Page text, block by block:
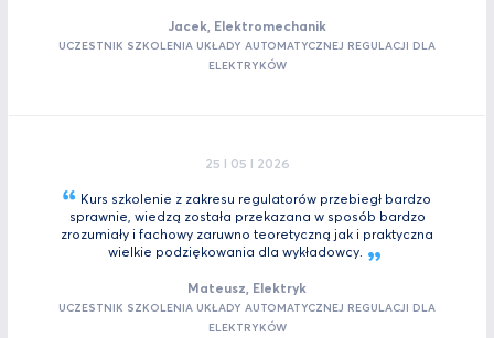
Jacek, Elektromechanik
UCZESTNIK SZKOLENIA UKŁADY AUTOMATYCZNEJ REGULACJI DLA
ELEKTRYKÓW
25 I 05 I 2026
Kurs szkolenie z zakresu regulatorów przebiegł bardzo
sprawnie, wiedzą została przekazana w sposób bardzo
zrozumiały i fachowy zaruwno teoretyczną jak i praktyczna
wielkie podziękowania dla wykładowcy.
Mateusz, Elektryk
UCZESTNIK SZKOLENIA UKŁADY AUTOMATYCZNEJ REGULACJI DLA
ELEKTRYKÓW